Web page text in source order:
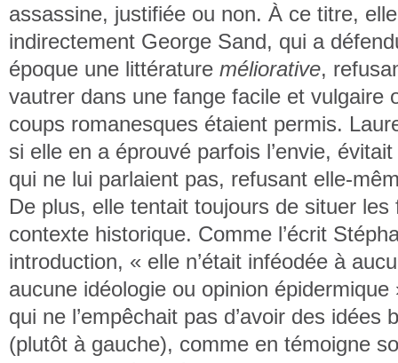
assassine, justifiée ou non. À ce titre, elle
indirectement George Sand, qui a
époque une littérature méliorative,
vautrer dans une fange facile et vulgaire
coups romanesques étaient permis.
si elle en a éprouvé parfois l’envie,
qui ne lui parlaient pas, refusant elle-
De plus, elle tentait toujours de situer les
contexte historique. Comme l’écrit
introduction, « elle n’était inféodée à
aucune idéologie ou opinion épidermique
qui ne l’empêchait pas d’avoir des idées
(plutôt à gauche), comme en témoigne